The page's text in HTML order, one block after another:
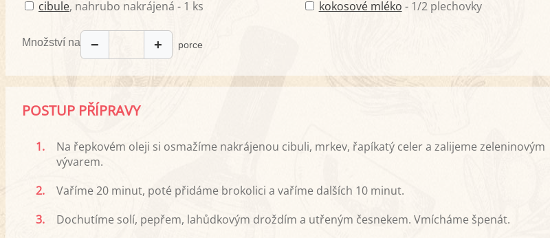
cibule, nahrubo nakrájená - 1 ks
kokosové mléko - 1/2 plechovky
Množství na − + porce
POSTUP PŘÍPRAVY
1.
Na řepkovém oleji si osmažíme nakrájenou cibuli, mrkev, řapíkatý celer a zalijeme zeleninovým
vývarem.
2.
Vaříme 20 minut, poté přidáme brokolici a vaříme dalších 10 minut.
3.
Dochutíme solí, pepřem, lahůdkovým droždím a utřeným česnekem. Vmícháme špenát.